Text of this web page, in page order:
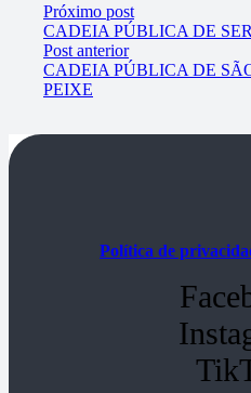
Próximo post
CADEIA PÚBLICA DE
Post anterior
CADEIA PÚBLICA DE
PEIXE
Política de